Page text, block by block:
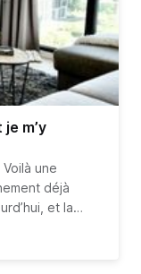
m’y
une
déjà
et la